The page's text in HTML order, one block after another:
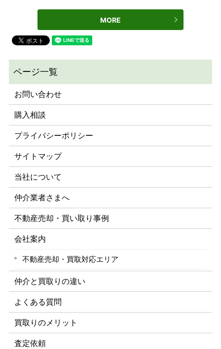
MORE
お問い合わせ
購入相談
プライバシーポリシー
サイトマップ
当社について
仲介業者さまへ
不動産売却・買い取り事例
会社案内
不動産売却・買取対応エリア
仲介と買取りの違い
よくある質問
買取りのメリット
査定依頼